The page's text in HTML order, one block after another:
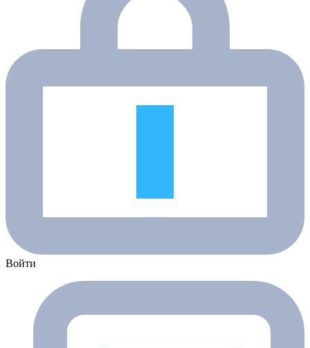
Войти